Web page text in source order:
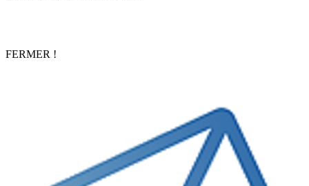
FERMER !